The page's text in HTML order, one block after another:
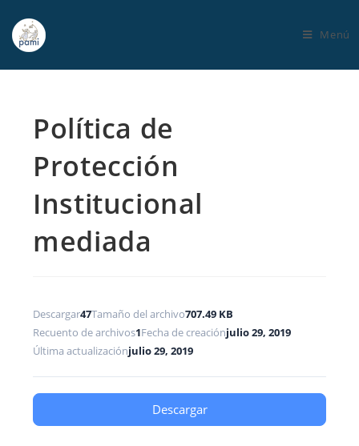
Menú
Política de
Protección
Institucional
mediada
Descargar47Tamaño del archivo707.49 KB
Recuento de archivos1Fecha de creaciónjulio 29, 2019
Última actualizaciónjulio 29, 2019
Descargar